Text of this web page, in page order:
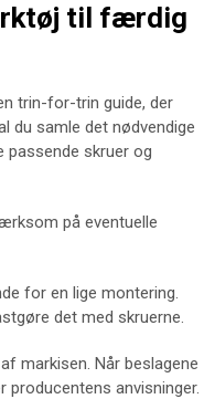
til færdig
trin-for-trin guide, der
du samle det nødvendige
passende skruer og
på eventuelle
for en lige montering.
det med skruerne.
markisen. Når beslagene
anvisninger.